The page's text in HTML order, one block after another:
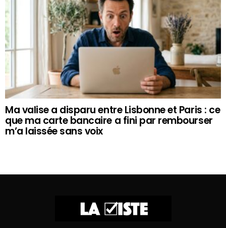
Ma valise a disparu entre Lisbonne et Paris : ce
que ma carte bancaire a fini par rembourser
m’a laissée sans voix